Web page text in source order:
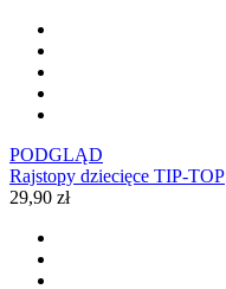
PODGLĄD
Rajstopy dziecięce TIP-TOP
29,90 zł